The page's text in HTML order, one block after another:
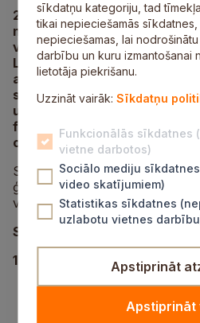
27. novembrī Siguldas
noslēdzis 21. kausa izcīņas
vispārizglītojošo skolu
Latvijas pilsētās un
apvienojušies arī Saulkrastu
sacensības notika četrās
uzvarētājkomandas izcīnīja
finālā, kas norisināsies 12.
centrā” Rīgā.
Siguldas novadu šajā finālā
ģimnāzijas komandas, kuras
vietas visās grupās.
Sacensību rezultāti:
1. grupa (2005.–2008.
1. vieta – Siguldas Valsts
2. vieta – Krimuldas
sīkdatņu kategoriju, tad
tikai nepieciešamās sīkdatnes,
nepieciešamas, lai
darbību un kuru izmantošanai
lietotāja piekrišanu.
Uzzināt vairāk:Sīkdatņu
Funkcionālās sīkdatnes
vietne darbotos)
Sociālo mediju
video skatījumiem)
Statistikas sīkdatnes
uzlabotu vietnes
Apstiprināt
Apstiprināt